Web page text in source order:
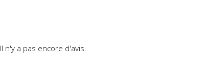
Il n'y a pas encore d'avis.